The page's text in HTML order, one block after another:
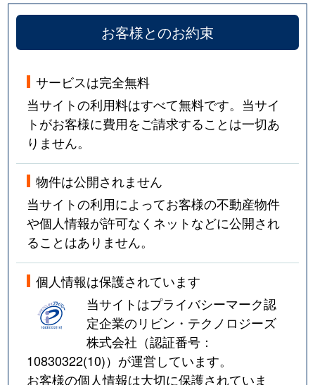
お客様とのお約束
サービスは完全無料
当サイトの利用料はすべて無料です。当サイ
トがお客様に費用をご請求することは一切あ
りません。
物件は公開されません
当サイトの利用によってお客様の不動産物件
や個人情報が許可なくネットなどに公開され
ることはありません。
個人情報は保護されています
当サイトはプライバシーマーク認
定企業のリビン・テクノロジーズ
株式会社（認証番号：
10830322(10)）が運営しています。
お客様の個人情報は大切に保護されていま